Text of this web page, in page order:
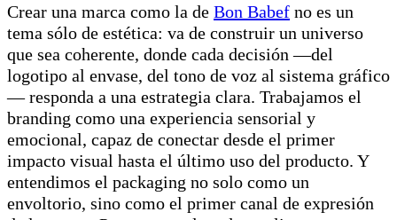
Crear una marca como la de Bon Babef no es un
tema sólo de estética: va de construir un universo
que sea coherente, donde cada decisión —del
logotipo al envase, del tono de voz al sistema gráfico
— responda a una estrategia clara. Trabajamos el
branding como una experiencia sensorial y
emocional, capaz de conectar desde el primer
impacto visual hasta el último uso del producto. Y
entendimos el packaging no solo como un
envoltorio, sino como el primer canal de expresión